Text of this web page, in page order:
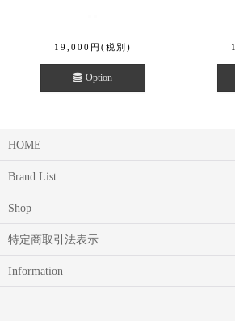
19,000 円 (税別)
Option
HOME
Brand List
Shop
特定商取引法表示
Information